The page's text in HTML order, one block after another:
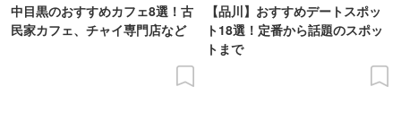
中目黒のおすすめカフェ8選！古
民家カフェ、チャイ専門店など
【品川】おすすめデートスポッ
ト18選！定番から話題のスポッ
トまで